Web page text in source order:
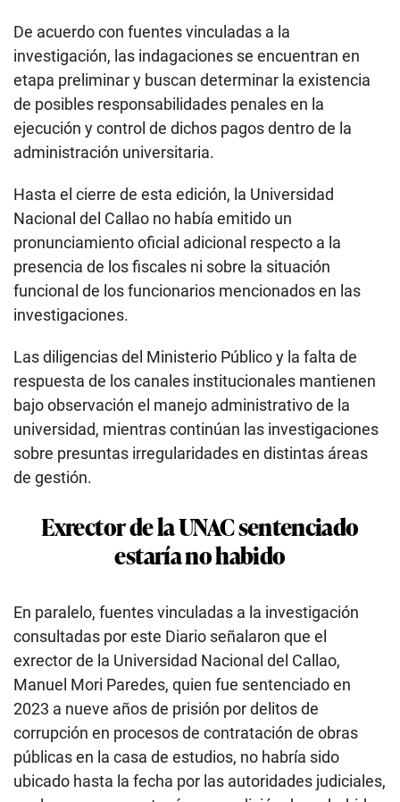
De acuerdo con fuentes vinculadas a la
investigación, las indagaciones se encuentran en
etapa preliminar y buscan determinar la existencia
de posibles responsabilidades penales en la
ejecución y control de dichos pagos dentro de la
administración universitaria.
Hasta el cierre de esta edición, la Universidad
Nacional del Callao no había emitido un
pronunciamiento oficial adicional respecto a la
presencia de los fiscales ni sobre la situación
funcional de los funcionarios mencionados en las
investigaciones.
Las diligencias del Ministerio Público y la falta de
respuesta de los canales institucionales mantienen
bajo observación el manejo administrativo de la
universidad, mientras continúan las investigaciones
sobre presuntas irregularidades en distintas áreas
de gestión.
Exrector de la UNAC sentenciado
estaría no habido
En paralelo, fuentes vinculadas a la investigación
consultadas por este Diario señalaron que el
exrector de la Universidad Nacional del Callao,
Manuel Mori Paredes, quien fue sentenciado en
2023 a nueve años de prisión por delitos de
corrupción en procesos de contratación de obras
públicas en la casa de estudios, no habría sido
ubicado hasta la fecha por las autoridades judiciales,